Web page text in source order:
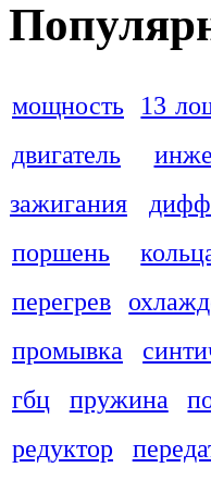
мощность 13
двигатель
зажигания
поршень
перегрев
промывка
гбц
пружина
редуктор